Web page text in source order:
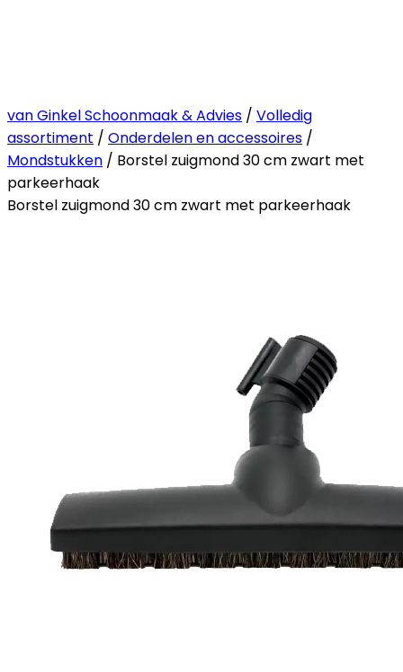
van Ginkel Schoonmaak & Advies / Volledig
assortiment / Onderdelen en accessoires /
Mondstukken / Borstel zuigmond 30 cm zwart met
parkeerhaak
Borstel zuigmond 30 cm zwart met parkeerhaak